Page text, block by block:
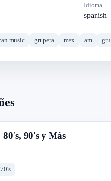
Idioma
spanish
music grupera mex am
90's y Más
70's